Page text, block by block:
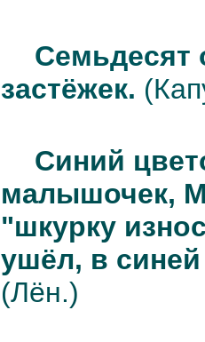
Семьдесят
застёжек.
Синий
малышочек,
"шкурку
ушёл, в
(Лён.)